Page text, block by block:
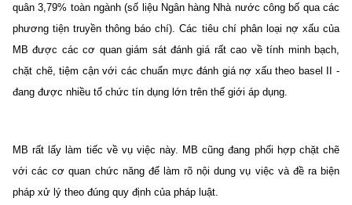
quân 3,79% toàn ngành (số liệu Ngân hàng Nhà nước công bố qua các
phương tiện truyền thông báo chí). Các tiêu chí phân loại nợ xấu của
MB được các cơ quan giám sát đánh giá rất cao về tính minh bạch,
chặt chẽ, tiệm cận với các chuẩn mực đánh giá nợ xấu theo basel II -
đang được nhiều tổ chức tín dụng lớn trên thế giới áp dụng.
MB rất lấy làm tiếc về vụ việc này. MB cũng đang phối hợp chặt chẽ
với các cơ quan chức năng để làm rõ nội dung vụ việc và đề ra biện
pháp xử lý theo đúng quy định của pháp luật.